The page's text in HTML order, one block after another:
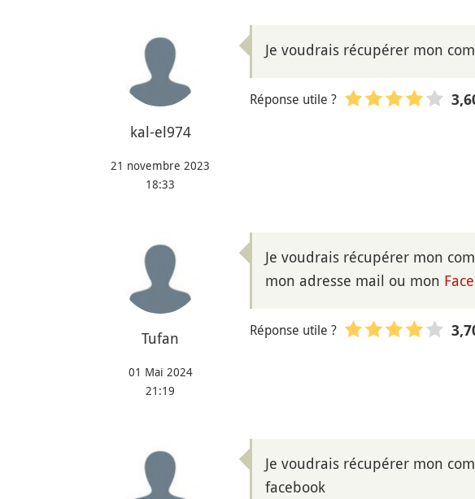
kal-el974
21 novembre 2023
18:33
Je voudrais récupérer mon
Réponse utile ?
Tufan
01 Mai 2024
21:19
Je voudrais récupérer mon
mon adresse mail ou mon
Réponse utile ?
Je voudrais récupérer mon
facebook